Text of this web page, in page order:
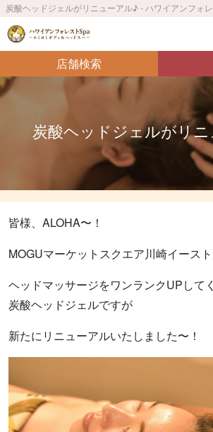
店舗検索
炭酸ヘッドジェルがリ
皆様、ALOHA〜！
MOGUマーケットスクエア川崎イース
ヘッドマッサージをワンランクUPして
炭酸ヘッドジェルですが
新たにリニューアルいたしました〜！